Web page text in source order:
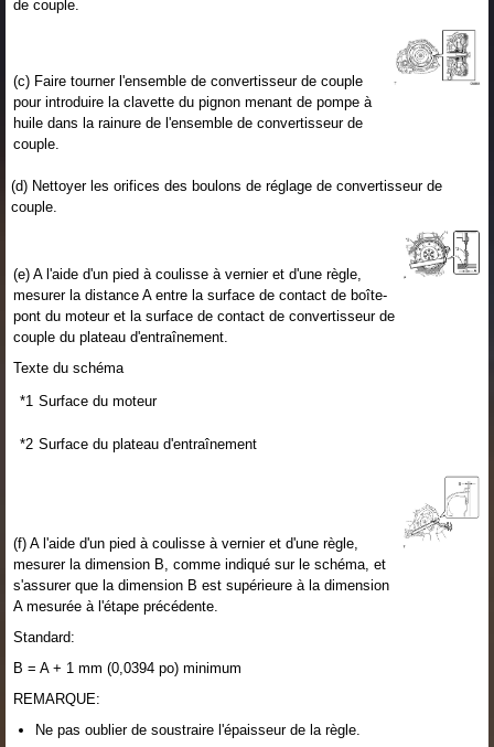
de couple.
(c) Faire tourner l'ensemble de convertisseur de couple
pour introduire la clavette du pignon menant de pompe à
huile dans la rainure de l'ensemble de convertisseur de
couple.
(d) Nettoyer les orifices des boulons de réglage de convertisseur de
couple.
(e) A l'aide d'un pied à coulisse à vernier et d'une règle,
mesurer la distance A entre la surface de contact de boîte-
pont du moteur et la surface de contact de convertisseur de
couple du plateau d'entraînement.
Texte du schéma
*1 Surface du moteur
*2 Surface du plateau d'entraînement
(f) A l'aide d'un pied à coulisse à vernier et d'une règle,
mesurer la dimension B, comme indiqué sur le schéma, et
s'assurer que la dimension B est supérieure à la dimension
A mesurée à l'étape précédente.
Standard:
B = A + 1 mm (0,0394 po) minimum
REMARQUE:
Ne pas oublier de soustraire l'épaisseur de la règle.